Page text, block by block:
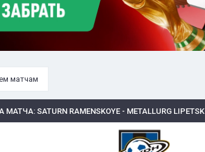
матчам
SATURN RAMENSKOYE - METALLURG LIPETSK